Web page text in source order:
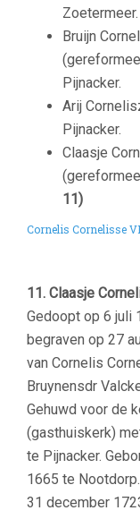
Zoetermeer.
Bruijn
Pijnacker.
Arij
Pijnacker.
Claasje
11)
Cornelis Cornelisse
11. Claasje
Gedoopt op 6 juli
begraven op 27
van Cornelis
Bruynensdr
Gehuwd voor de
(gasthuiskerk)
te Pijnacker.
1665 te
31 december